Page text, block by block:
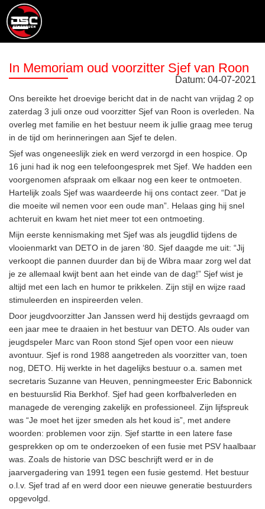
In Memoriam oud voorzitter Sjef van Roon
Datum: 04-07-2021
Ons bereikte het droevige bericht dat in de nacht van vrijdag 2 op
zaterdag 3 juli onze oud voorzitter Sjef van Roon is overleden. Na
overleg met familie en het bestuur neem ik jullie graag mee terug
in de tijd om herinneringen aan Sjef te delen.
Sjef was ongeneeslijk ziek en werd verzorgd in een hospice. Op
16 juni had ik nog een telefoongesprek met Sjef. We hadden een
voorgenomen afspraak om elkaar nog een keer te ontmoeten.
Hartelijk zoals Sjef was waardeerde hij ons contact zeer. “Dat je
die moeite wil nemen voor een oude man”. Helaas ging hij snel
achteruit en kwam het niet meer tot een ontmoeting.
Mijn eerste kennismaking met Sjef was als jeugdlid tijdens de
vlooienmarkt van DETO in de jaren ‘80. Sjef daagde me uit: “Jij
verkoopt die pannen duurder dan bij de Wibra maar zorg wel dat
je ze allemaal kwijt bent aan het einde van de dag!” Sjef wist je
altijd met een lach en humor te prikkelen. Zijn stijl en wijze raad
stimuleerden en inspireerden velen.
Door jeugdvoorzitter Jan Janssen werd hij destijds gevraagd om
een jaar mee te draaien in het bestuur van DETO. Als ouder van
jeugdspeler Marc van Roon stond Sjef open voor een nieuw
avontuur. Sjef is rond 1988 aangetreden als voorzitter van, toen
nog, DETO. Hij werkte in het dagelijks bestuur o.a. samen met
secretaris Suzanne van Heuven, penningmeester Eric Babonnick
en bestuurslid Ria Berkhof. Sjef had geen korfbalverleden en
managede de verenging zakelijk en professioneel. Zijn lijfspreuk
was “Je moet het ijzer smeden als het koud is”, met andere
woorden: problemen voor zijn. Sjef startte in een latere fase
gesprekken op om te onderzoeken of een fusie met PSV haalbaar
was. Zoals de historie van DSC beschrijft werd er in de
jaarvergadering van 1991 tegen een fusie gestemd. Het bestuur
o.l.v. Sjef trad af en werd door een nieuwe generatie bestuurders
opgevolgd.